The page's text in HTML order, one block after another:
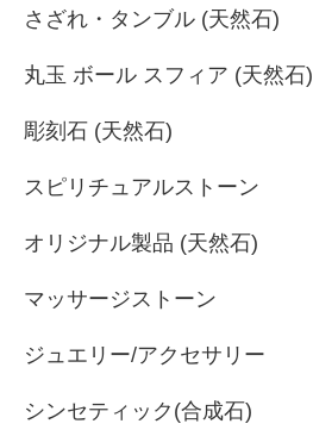
さざれ・タンブル (天然石)
丸玉 ボール スフィア (天然石)
彫刻石 (天然石)
スピリチュアルストーン
オリジナル製品 (天然石)
マッサージストーン
ジュエリー/アクセサリー
シンセティック(合成石)